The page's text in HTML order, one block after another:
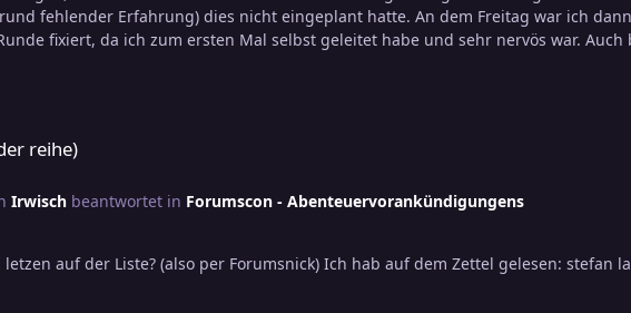
fehlender Erfahrung) dies nicht eingeplant hatte. An dem Freitag war ich dann
fixiert, da ich zum ersten Mal selbst geleitet habe und sehr nervös war. Auch
unserer Runde. Da die nächste Forums-Con mWn vom Mittwoch 6. bis
Aber es wurde mehrfach von @Abd al Rahman und mir darauf hingewisen, dass
Wissen nicht im Aufgabenbereich der Orga für Spielrunden zu sorgen,
(In dem eingefügten Zitat sind die betreffenden Textteile von mir jetzt
es unfair der Orga gegenüber, wenn die Kritik in deren Dankesthread dort das
würde.
reihe)
Irwischbeantwortet in Forumscon - Abenteuervorankündigungens
auf der Liste? (also per Forumsnick) Ich hab auf dem Zettel gelesen: stefan